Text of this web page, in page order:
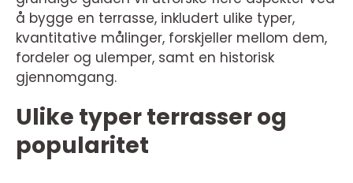
å bygge en terrasse, inkludert ulike typer,
kvantitative målinger, forskjeller mellom dem,
fordeler og ulemper, samt en historisk
gjennomgang.
Ulike typer terrasser og
popularitet